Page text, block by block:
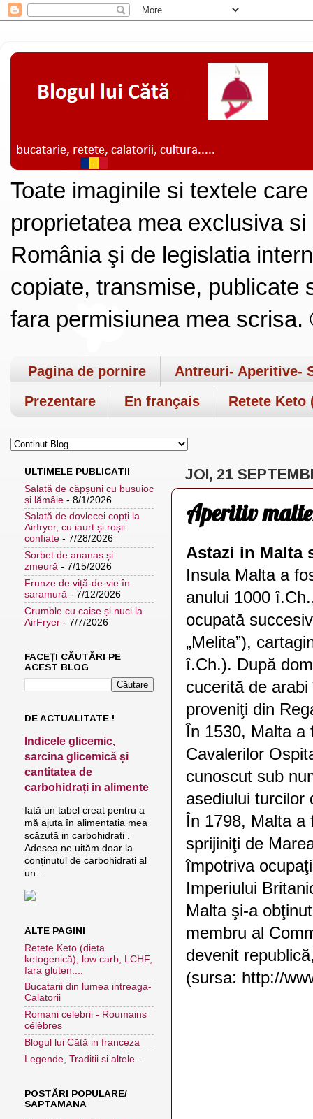
Toate imaginile si textele
proprietatea mea exclusiva
România şi de legislatia
copiate, transmise, publicate
fara permisiunea mea
Pagina de pornire
Antreuri- Aperitive-
Prezentare
En français Retete Keto
JOI, 21
Aperitiv
Astazi in Malta
Insula Malta a
anului 1000
ocupată
„Melita”),
î.Ch.). După
cucerită de
proveniţi din
În 1530, Malta a
Cavalerilor
cunoscut sub
asediului turcilor
În 1798, Malta a
sprijiniţi de
împotriva
Imperiului
Malta şi-a
membru al
devenit
(sursa:
ULTIMELE PUBLICATII
Salată de căpșuni cu busuioc
și lămâie - 8/1/2026
Salată de dovlecei copți la
Airfryer, cu iaurt și roșii
confiate - 7/28/2026
Sorbet de ananas și
zmeură - 7/15/2026
Frunze de viță-de-vie în
saramură - 7/12/2026
Crumble cu caise și nuci la
AirFryer - 7/7/2026
FACEȚI CĂUTĂRI PE
ACEST BLOG
DE ACTUALITATE !
Indicele glicemic,
sarcina glicemică și
cantitatea de
carbohidrați in alimente
Iată un tabel creat pentru a
mă ajuta în alimentatia mea
scăzută in carbohidrati .
Adesea ne uităm doar la
conținutul de carbohidrați al
un...
ALTE PAGINI
Retete Keto (dieta
ketogenică), low carb, LCHF,
fara gluten....
Bucatarii din lumea intreaga-
Calatorii
Romani celebrii - Roumains
célèbres
Blogul lui Cătă in franceza
Legende, Traditii si altele....
POSTĂRI POPULARE/
SAPTAMANA